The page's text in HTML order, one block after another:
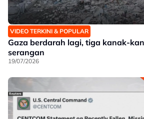
VIDEO TERKINI & POPULAR
Gaza berdarah lagi, tiga kanak-
serangan
19/07/2026